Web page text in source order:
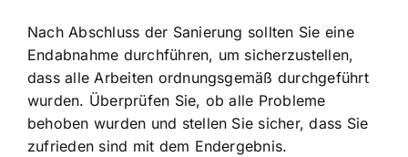
Nach Abschluss der Sanierung sollten Sie eine
Endabnahme durchführen, um sicherzustellen,
dass alle Arbeiten ordnungsgemäß durchgeführt
wurden. Überprüfen Sie, ob alle Probleme
behoben wurden und stellen Sie sicher, dass Sie
zufrieden sind mit dem Endergebnis.